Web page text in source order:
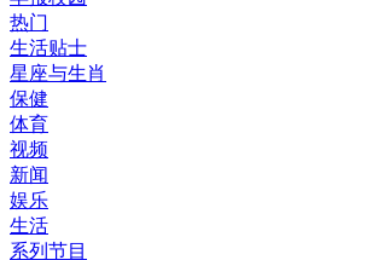
热门
生活贴士
星座与生肖
保健
体育
视频
新闻
娱乐
生活
系列节目